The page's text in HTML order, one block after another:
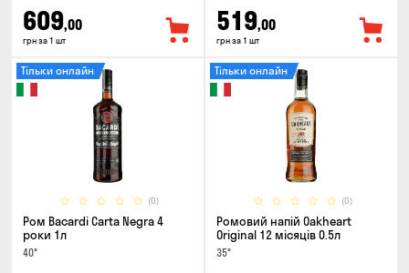
609,00
грн за 1 шт
519,00
грн за 1 шт
(0)
Тільки онлайн
Ром Bacardi Carta Negra 4
роки 1л
40°
(0)
Тільки онлайн
Ромовий напій Oakheart
Original 12 місяців 0.5л
35°